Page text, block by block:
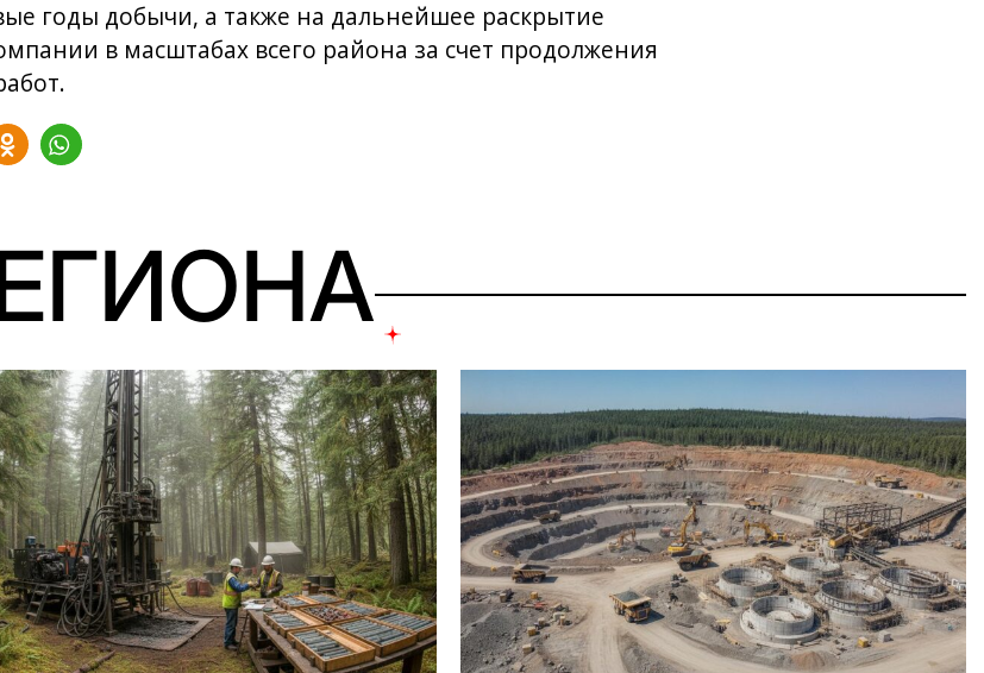
годы добычи, а также на дальнейшее раскрытие
в масштабах всего района за счет продолжения